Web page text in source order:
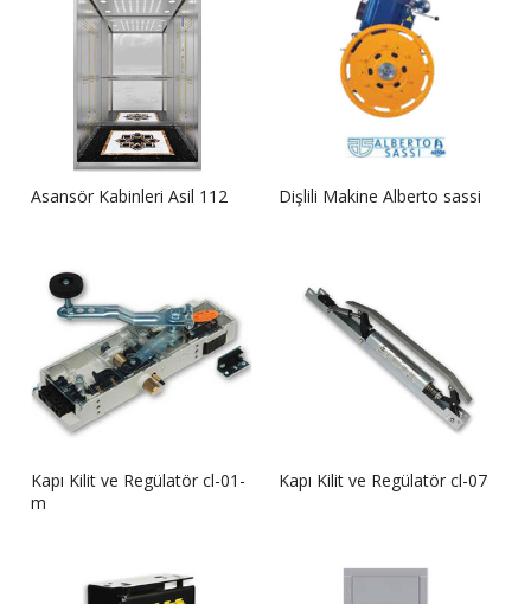
Asansör Kabinleri Asil 112 Dişlili Makine Alberto sassi
Kapı Kilit ve Regülatör cl-01-
m
Kapı Kilit ve Regülatör cl-07